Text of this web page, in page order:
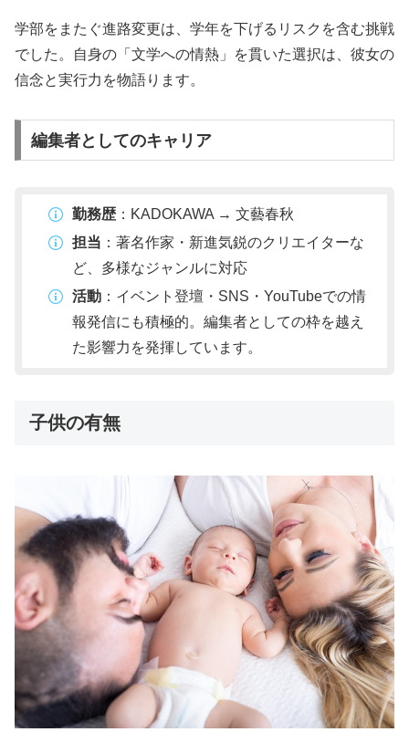
学部をまたぐ進路変更は、学年を下げるリスクを含む挑戦
でした。自身の「文学への情熱」を貫いた選択は、彼女の
信念と実行力を物語ります。
編集者としてのキャリア
勤務歴：KADOKAWA → 文藝春秋
担当 ：著名作家・新進気鋭のクリエイターな
ど、多様なジャンルに対応
活動：イベント登壇・SNS・YouTubeでの情
報発信にも積極的。編集者としての枠を越え
た影響力を発揮しています。
子供の有無